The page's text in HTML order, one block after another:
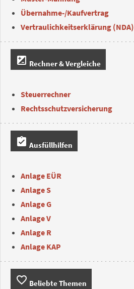
Übernahme-/Kaufvertrag
Vertraulichkeitserklärung (NDA)
iso Rechner & Vergleiche
Steuerrechner
Rechtsschutzversicherung
assignment_turned_in Ausfüllhilfen
Anlage EÜR
Anlage S
Anlage G
Anlage V
Anlage R
Anlage KAP
favorite_border Beliebte Themen